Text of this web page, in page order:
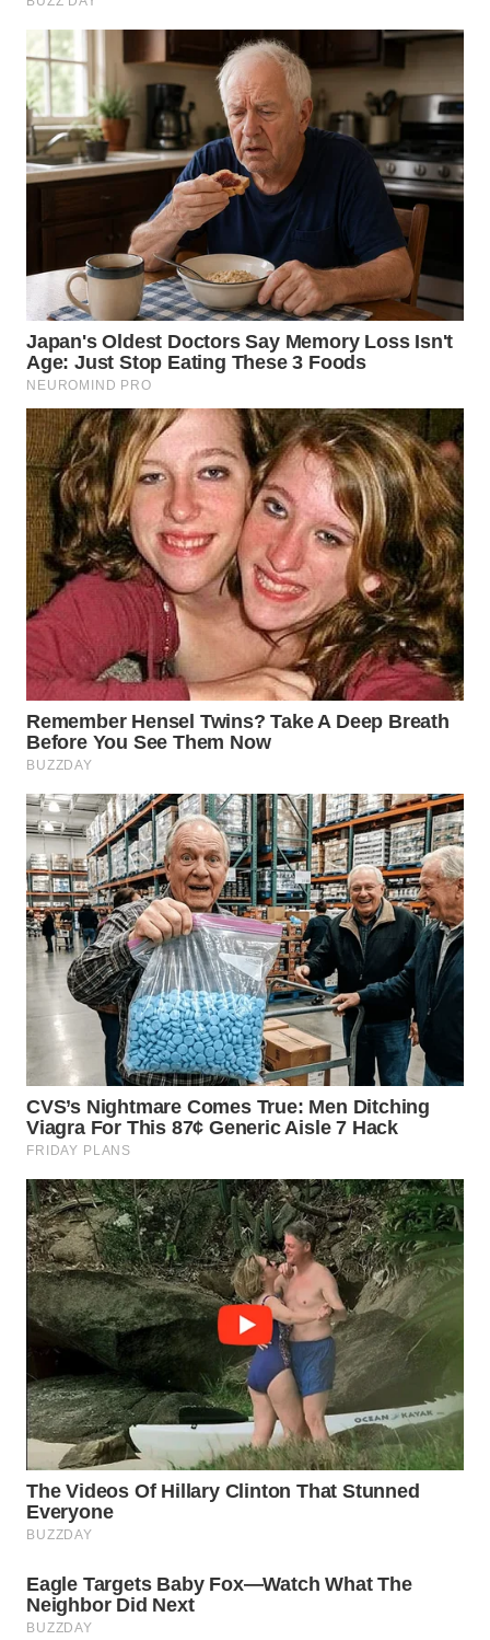
WN
KALTENG
WN
KALTARA
WN
KALTIM
WN
SULSEL
WN
GORONTALO
WN
SULUT
WN
MALUKU
WN
MALUT
DAIRI
WN
DANAU
TOBA
WN
NIAS
WN
LANGKAT
WN
TAPANULI
SELATAN
WN
TANJUNG
LESUNG
WN
KARO
WN
SIMALUNGUN
WN
LABUHANBATU
WN
TAPANULI
TENGAH